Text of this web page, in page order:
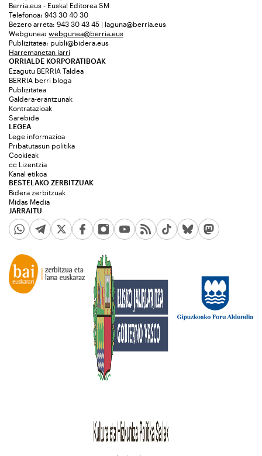
Berria.eus - Euskal Editorea SM
Telefonoa: 943 30 40 30
Bezero arreta: 943 30 43 45 | laguna@berria.eus
Webgunea: webgunea@berria.eus
Publizitatea: publi@bidera.eus
Harremanetan jarri
ORRIALDE KORPORATIBOAK
Ezagutu BERRIA Taldea
BERRIA berri bloga
Publizitatea
Galdera-erantzunak
Kontratazioak
Sarebide
JARRAITU
LEGEA
Lege informazioa
Pribatutasun politika
Cookieak
cc Lizentzia
Kanal etikoa
BESTELAKO ZERBITZUAK
Bidera zerbitzuak
Midas Media